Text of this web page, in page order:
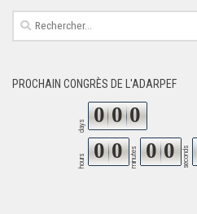
Rechercher :
PROCHAIN CONGRÈS DE L'ADARPEF
days 0 0 0
hours 0 0 minutes 0 0 seconds